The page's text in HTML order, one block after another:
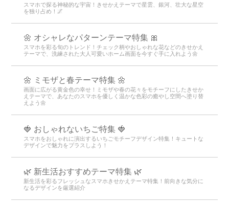
スマホで探る神秘的な宇宙！きせかえテーマで星雲、銀河、壮大な星空
を独り占め！🌌
🌼 オシャレなパターンテーマ特集 🎀
スマホを彩る旬のトレンド！チェック柄やおしゃれな花などのきせかえ
テーマで、洗練された大人可愛いホーム画面を今すぐ手に入れよう🌼
🌼 ミモザと春テーマ特集 🌼
画面に広がる黄金色の幸せ！ミモザや春の花々をモチーフにしたきせか
えテーマで、あなたのスマホを優しく温かな色彩の癒やし空間へ塗り替
えよう🌼
🍓 おしゃれないちご特集 🍓
スマホをおしゃれに演出するいちごモチーフデザイン特集！キュートな
デザインで魅力をプラスしよう！
🌿 新生活おすすめテーマ特集 🌿
新生活を彩るフレッシュなスマホきせかえテーマ特集！前向きな気分に
なるデザインを厳選紹介